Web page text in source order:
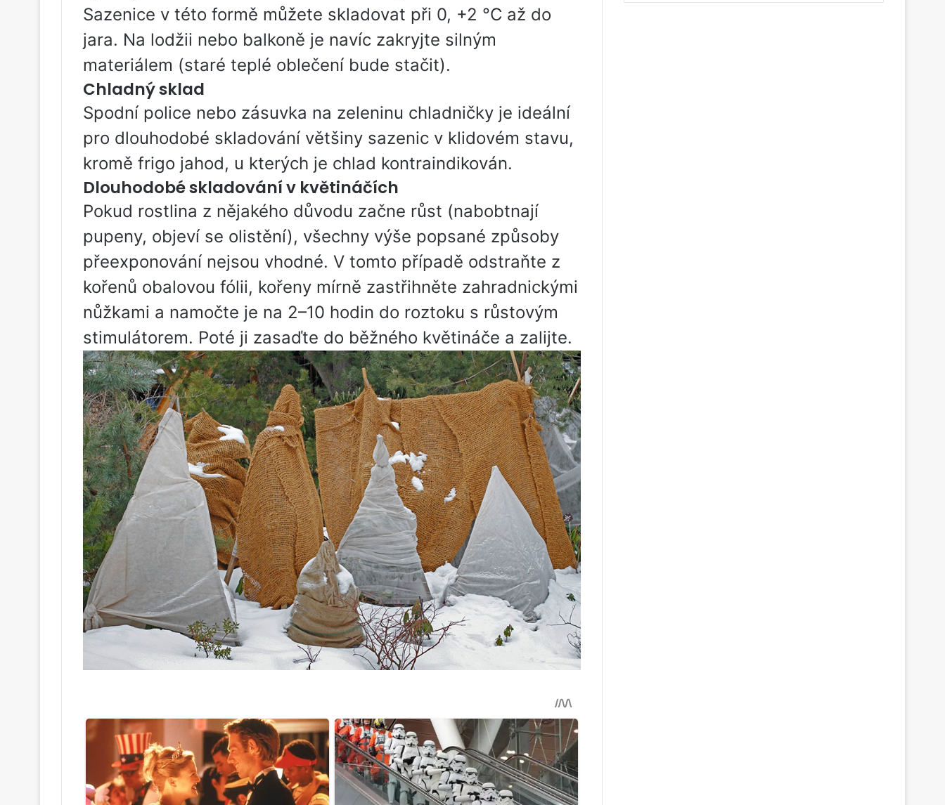
Sazenice v této formě můžete skladovat při 0, +2 °C až do
jara. Na lodžii nebo balkoně je navíc zakryjte silným
materiálem (staré teplé oblečení bude stačit).
Chladný sklad
Spodní police nebo zásuvka na zeleninu chladničky je ideální
pro dlouhodobé skladování většiny sazenic v klidovém stavu,
kromě frigo jahod, u kterých je chlad kontraindikován.
Dlouhodobé skladování v květináčích
Pokud rostlina z nějakého důvodu začne růst (nabobtnají
pupeny, objeví se olistění), všechny výše popsané způsoby
přeexponování nejsou vhodné. V tomto případě odstraňte z
kořenů obalovou fólii, kořeny mírně zastřihněte zahradnickými
nůžkami a namočte je na 2–10 hodin do roztoku s růstovým
stimulátorem. Poté ji zasaďte do běžného květináče a zalijte.